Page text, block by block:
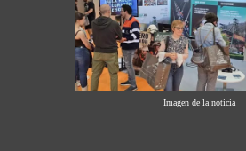
Imagen de la noticia